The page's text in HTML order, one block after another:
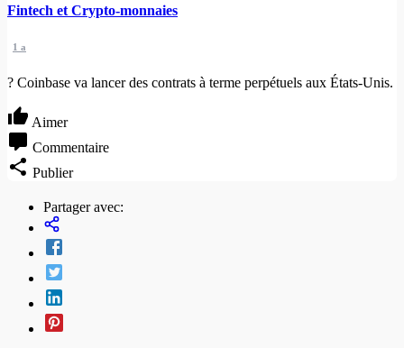
Recherche Avancée
Créer un compte
Fintech et Crypto-monnaies
1 a
? Coinbase va lancer des contrats à terme perpétuels aux États-Unis.
Aimer
Commentaire
Publier
Partager avec: